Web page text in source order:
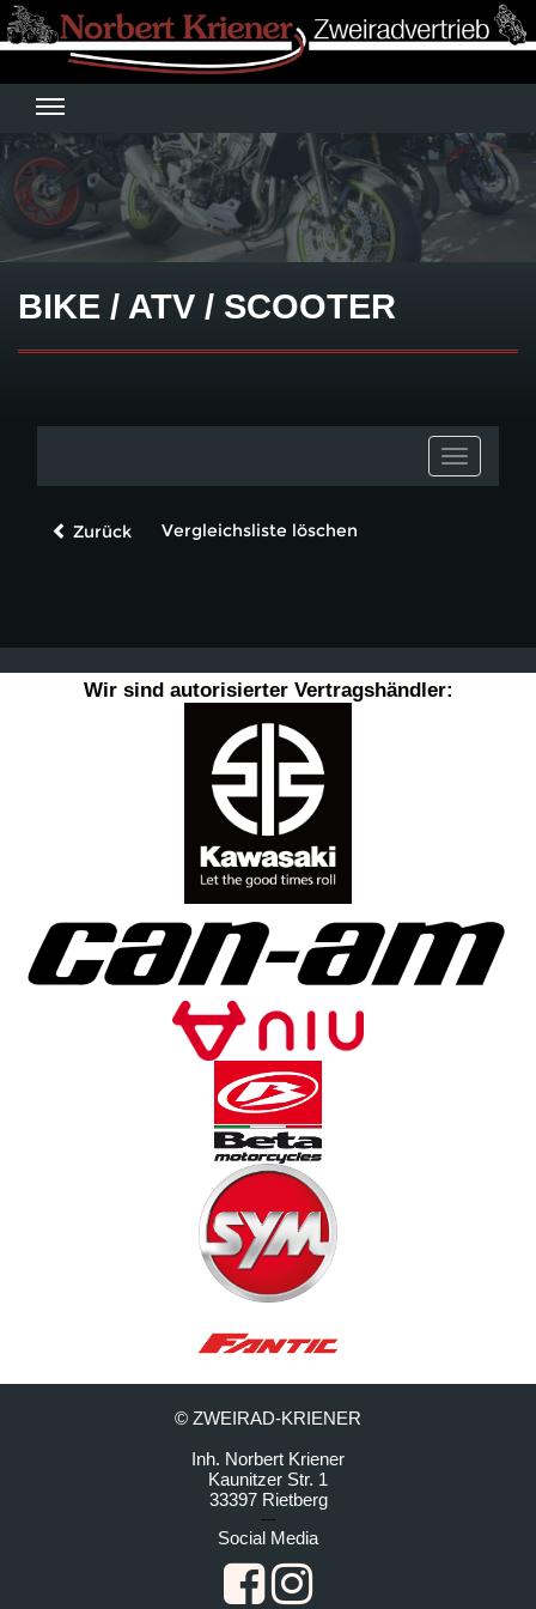
BIKE / ATV / SCOOTER
Toggle
Zurück Vergleichsliste löschen
Wir sind autorisierter Vertragshändler:
© ZWEIRAD-KRIENER
Inh. Norbert Kriener
Kaunitzer Str. 1
33397 Rietberg
---
Social Media